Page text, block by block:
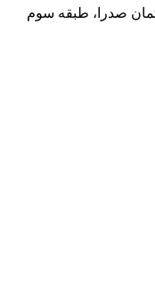
صدرا، طبقه سوم